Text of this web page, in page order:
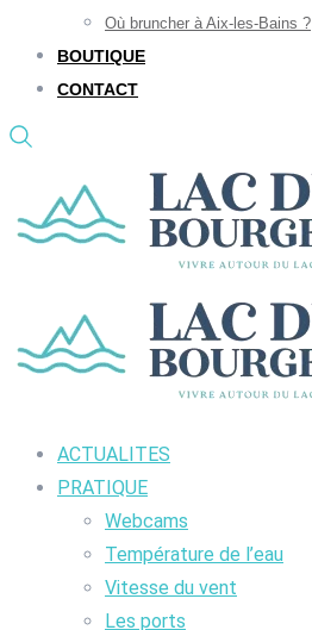
Où bruncher à Aix-les-Bains ?
BOUTIQUE
CONTACT
ACTUALITES
PRATIQUE
Webcams
Température de l’eau
Vitesse du vent
Les ports